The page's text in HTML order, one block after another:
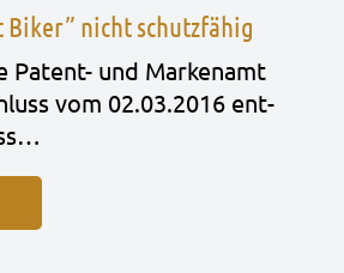
Biker” nicht schutzfähig
Patent- und Mar­ken­amt
vom 02.03.2016 ent­